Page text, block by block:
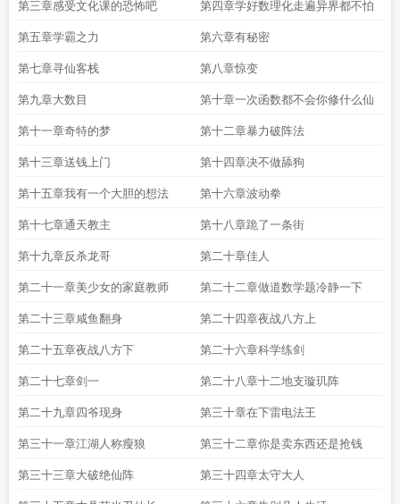
第三章感受文化课的恐怖吧 第四章学好数理化走遍异界都不怕
第五章学霸之力 第六章有秘密
第七章寻仙客栈 第八章惊变
第九章大数目 第十章一次函数都不会你修什么仙
第十一章奇特的梦 第十二章暴力破阵法
第十三章送钱上门 第十四章决不做舔狗
第十五章我有一个大胆的想法 第十六章波动拳
第十七章通天教主 第十八章跪了一条街
第十九章反杀龙哥 第二十章佳人
第二十一章美少女的家庭教师 第二十二章做道数学题冷静一下
第二十三章咸鱼翻身 第二十四章夜战八方上
第二十五章夜战八方下 第二十六章科学练剑
第二十七章剑一 第二十八章十二地支璇玑阵
第二十九章四爷现身 第三十章在下雷电法王
第三十一章江湖人称瘦狼 第三十二章你是卖东西还是抢钱
第三十三章大破绝仙阵 第三十四章太守大人